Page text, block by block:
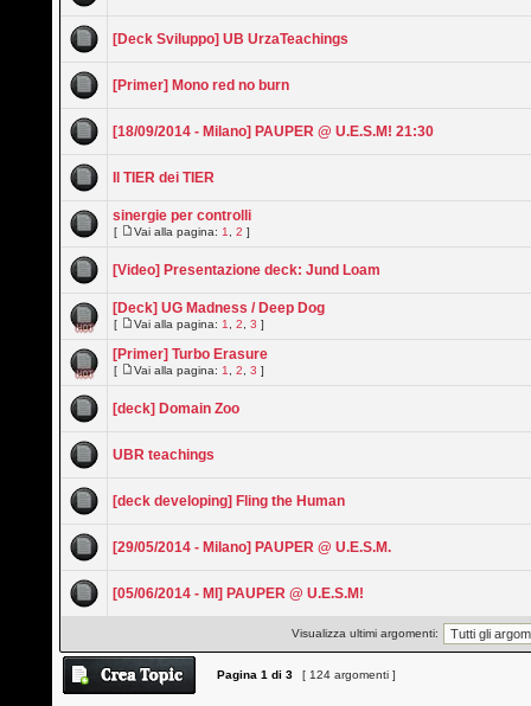
[Deck Sviluppo] UB UrzaTeachings
[Primer] Mono red no burn
[18/09/2014 - Milano] PAUPER @ U.E.S.M! 21:30
Il TIER dei TIER
sinergie per controlli
[ Vai alla pagina: 1 ,2 ]
[Video] Presentazione deck: Jund Loam
[Deck] UG Madness / Deep Dog
[ Vai alla pagina: 1 ,2 ,3 ]
[Primer] Turbo Erasure
[ Vai alla pagina: 1 ,2 ,3 ]
[deck] Domain Zoo
UBR teachings
[deck developing] Fling the Human
[29/05/2014 - Milano] PAUPER @ U.E.S.M.
[05/06/2014 - MI] PAUPER @ U.E.S.M!
Visualizza ultimi argomenti:
Pagina1 di3 [ 124 argomenti ]